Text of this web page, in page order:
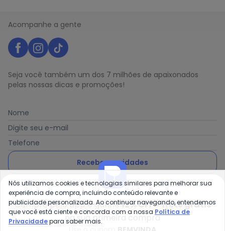
Acompanhe a gente
Seja você também um dos 7 milhões de apaixonados
pelas nossas dicas e promoções!
Nome
Digite seu e-mail
Telefone
Receber novidades
Ao enviar o cadastro, você concorda com a nossa Política
de Privacidade
Compre pelo app e ganhe12% OFF + frete grátis
na sua primeira compra
Nós utilizamos cookies e tecnologias similares para melhorar sua
experiência de compra, incluindo conteúdo relevante e
publicidade personalizada. Ao continuar navegando, entendemos
que você está ciente e concorda com a nossa Política de
Privacidadepara saber mais.